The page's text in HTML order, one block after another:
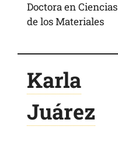
Doctora en Ciencias
de los Materiales
Karla
Juárez